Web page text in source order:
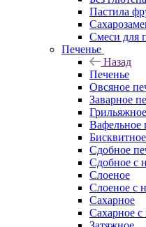
Пастила
Смеси для
Печенье
Назад
Печенье
Овсяное
Заварное
Вафельное
Сдобное
Сдобное с
Слоеное
Слоеное с
Сахарное
Сахарное с